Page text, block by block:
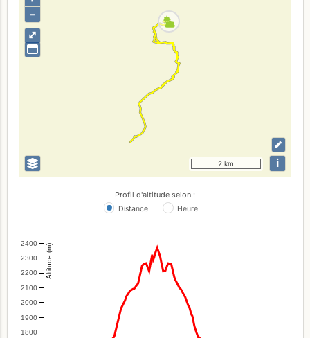
⤢
–
2 km i
Profil d'altitude selon :
Distance Heure
1800
1900
2000
2100
2200
2300
2400 Altitude (m)